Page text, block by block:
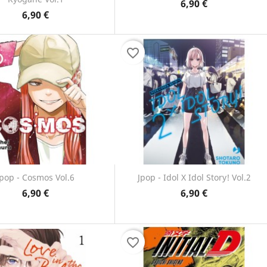
6,90 €
Anteprima 6,90 €
Anteprima
- Cosmos Vol.6
6,90 €
Anteprima
Jpop - Idol X Idol Story! Vol.2
6,90 €
Anteprima
favorite_border
favorite_border